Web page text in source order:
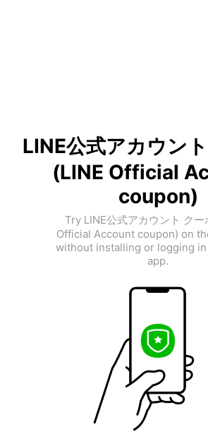
LINE公式アカウン
(LINE Official
coupon)
Try LINE公式アカウント クー
Official Account coupon) on
without installing or logging
app.